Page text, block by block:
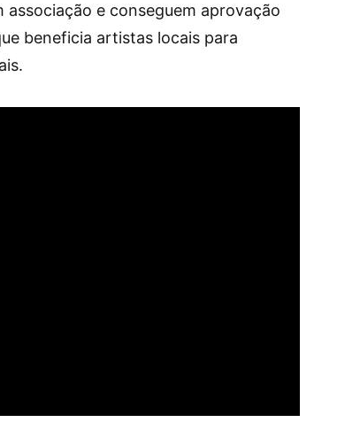
associação e conseguem aprovação
beneficia artistas locais para